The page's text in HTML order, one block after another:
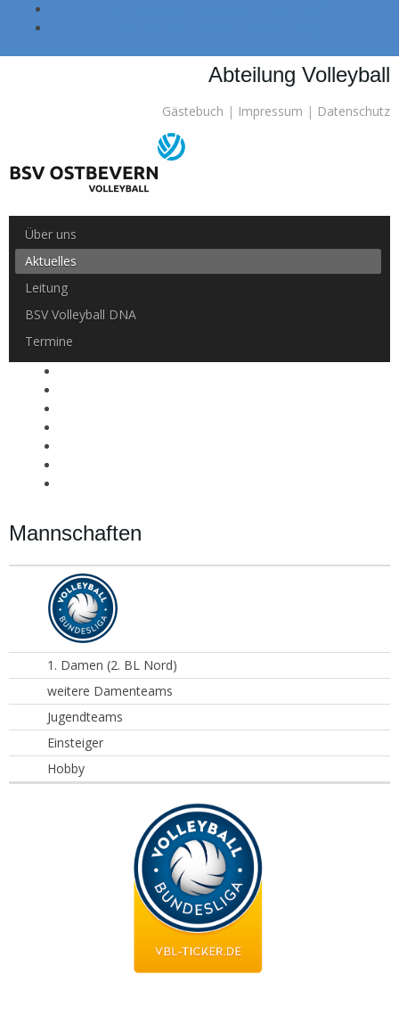
Abteilung Volleyball
Gästebuch | Impressum | Datenschutz
Über uns
Aktuelles
Leitung
BSV Volleyball DNA
Termine
Mannschaften
1. Damen (2. BL Nord)
weitere Damenteams
Jugendteams
Einsteiger
Hobby